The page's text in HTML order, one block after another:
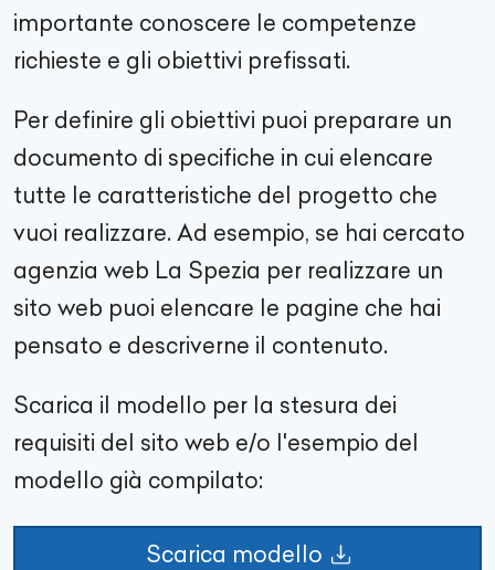
importante conoscere le competenze
richieste e gli obiettivi prefissati.
Per definire gli obiettivi puoi preparare un
documento di specifiche in cui elencare
tutte le caratteristiche del progetto che
vuoi realizzare. Ad esempio, se hai cercato
agenzia web La Spezia per realizzare un
sito web puoi elencare le pagine che hai
pensato e descriverne il contenuto.
Scarica il modello per la stesura dei
requisiti del sito web e/o l'esempio del
modello già compilato:
Scarica modello